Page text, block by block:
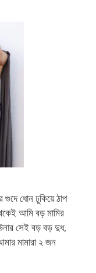
ধোন ঢুকিয়ে ঠাপ
আমি বড় মামির
সেই বড় বড় দুধ,
মামারা ২ জন